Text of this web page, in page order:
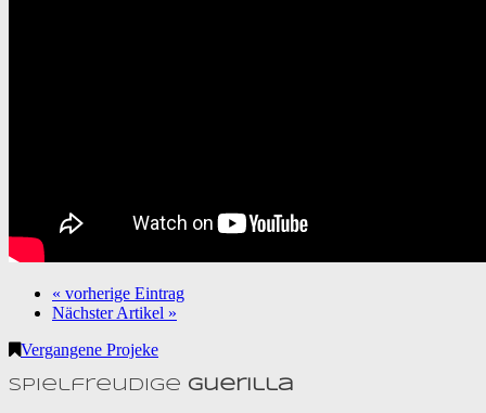
« vorherige Eintrag
Nächster Artikel »
Vergangene Projeke
Spielfreudige Guerilla